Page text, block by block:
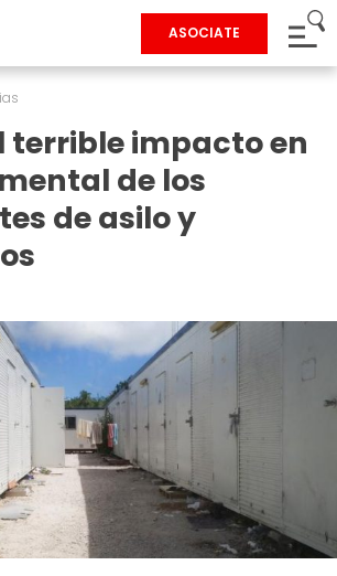
ASOCIATE
terrible impacto en
de los
de asilo y